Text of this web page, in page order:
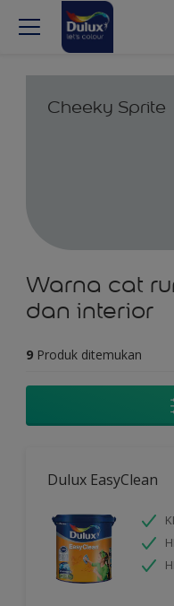
Cheeky Sprite
Warna cat
dan interior
9 Produk ditemukan
Dulux EasyClean